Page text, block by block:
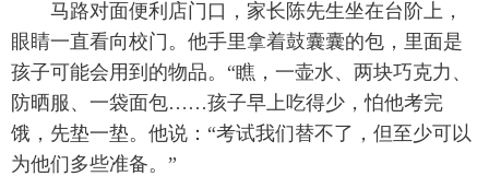
马路对面便利店门口，家长陈先生坐在台阶上，
眼睛一直看向校门。他手里拿着鼓囊囊的包，里面是
孩子可能会用到的物品。“瞧，一壶水、两块巧克力、
防晒服、一袋面包……孩子早上吃得少，怕他考完
饿，先垫一垫。他说：“考试我们替不了，但至少可以
为他们多些准备。”